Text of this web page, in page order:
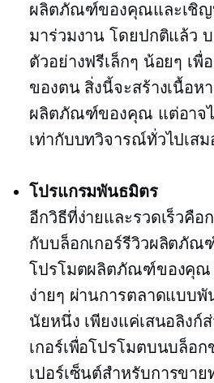
ผลิตภัณฑ์ของคุณและเชิญ
มาร่วมงาน โดยปกติแล้ว
ตัวอย่างฟรีเล็กๆ น้อยๆ เพื่
ของตน สิ่งนี้จะสร้างเนื้อห
ผลิตภัณฑ์ของคุณ แต่อาจ
เท่ากับบทวิจารณ์ทั่วไปเสม
โปรแกรมพันธมิตร
อีกวิธีที่ง่ายและรวดเร็วคือ
กับบล็อกเกอร์รีวิวผลิตภัณ
โปรโมตผลิตภัณฑ์ของคุณ
ง่ายๆ ผ่านการตลาดแบบ
นัยหนึ่ง เพียงแค่เสนอลิงก์
เกอร์เพื่อโปรโมตบนบล็อ
เปอร์เซ็นต์สำหรับการขาย